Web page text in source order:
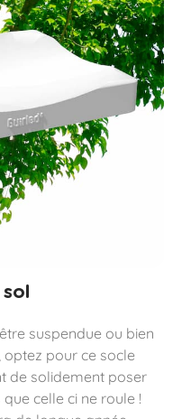
sol
suspendue ou bien
optez pour ce socle
de solidement poser
celle ci ne roule !